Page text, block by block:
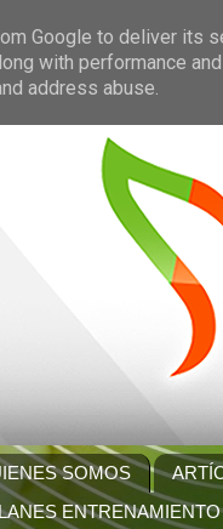
SOMOS
ENTRENAMIENTO
Google to deliver its
with performance
address abuse.